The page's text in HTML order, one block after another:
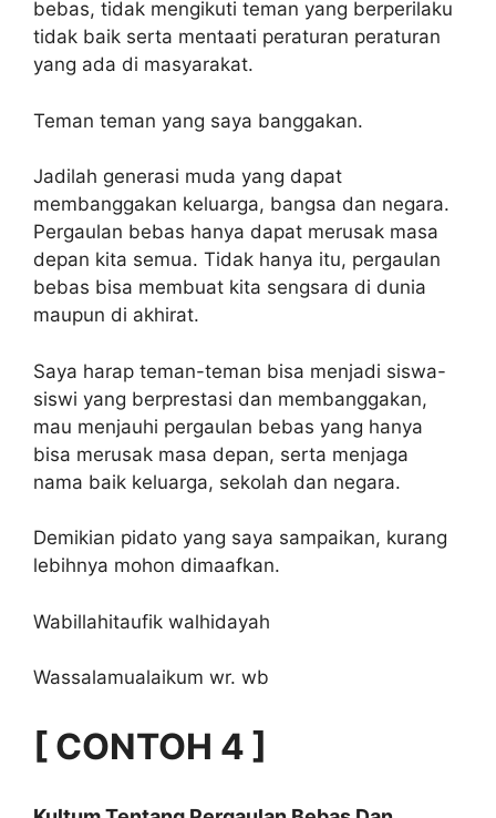
bebas, tidak mengikuti teman yang berperilaku
tidak baik serta mentaati peraturan peraturan
yang ada di masyarakat.
Teman teman yang saya banggakan.
Jadilah generasi muda yang dapat
membanggakan keluarga, bangsa dan negara.
Pergaulan bebas hanya dapat merusak masa
depan kita semua. Tidak hanya itu, pergaulan
bebas bisa membuat kita sengsara di dunia
maupun di akhirat.
Saya harap teman-teman bisa menjadi siswa-
siswi yang berprestasi dan membanggakan,
mau menjauhi pergaulan bebas yang hanya
bisa merusak masa depan, serta menjaga
nama baik keluarga, sekolah dan negara.
Demikian pidato yang saya sampaikan, kurang
lebihnya mohon dimaafkan.
Wabillahitaufik walhidayah
Wassalamualaikum wr. wb
[ CONTOH 4 ]